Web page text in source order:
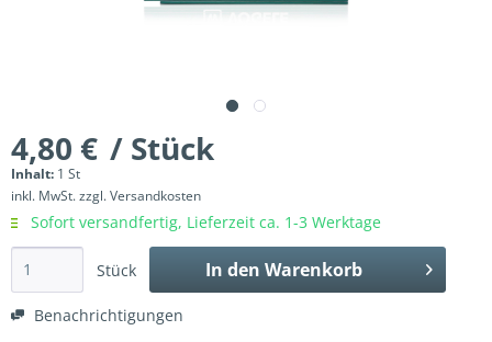
4,80 € / Stück
Inhalt: 1 St
inkl. MwSt.zzgl. Versandkosten
Sofort versandfertig, Lieferzeit ca. 1-3 Werktage
Stück In den Warenkorb
Benachrichtigungen